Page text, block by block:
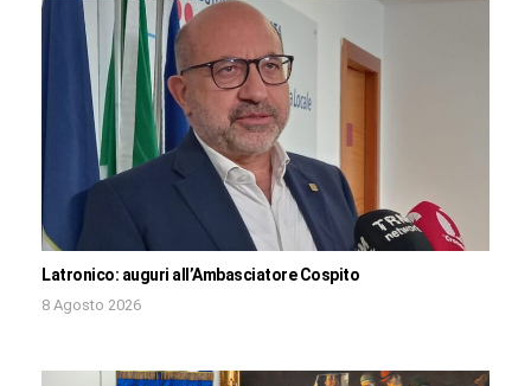
Latronico: auguri all’Ambasciatore Cospito
8 Agosto 2026